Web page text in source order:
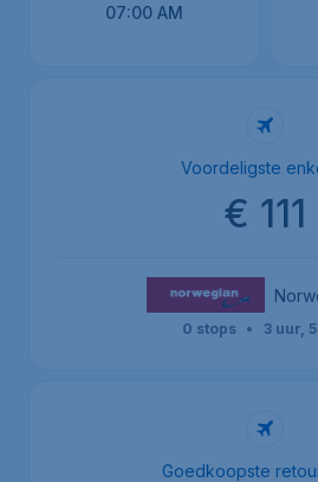
07:00 AM
Voordeligste
€ 111
0 stops • 3 uur,
Goedkoopste